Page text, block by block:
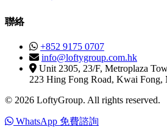
聯絡
+852 9175 0707
info@loftygroup.com.hk
Unit 2305, 23/F, Metroplaza
223 Hing Fong Road, Kwai
© 2026 LoftyGroup. All rights reserved.
WhatsApp 免費諮詢